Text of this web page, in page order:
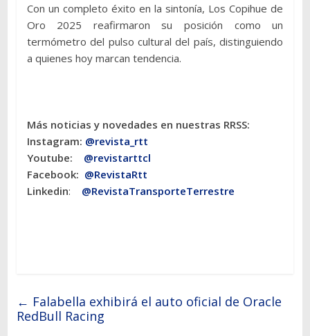
Con un completo éxito en la sintonía, Los Copihue de
Oro 2025 reafirmaron su posición como un
termómetro del pulso cultural del país, distinguiendo
a quienes hoy marcan tendencia.
Más noticias y novedades en nuestras RRSS:
Instagram: @revista_rtt
Youtube: @revistarttcl
Facebook: @RevistaRtt
Linkedin: @RevistaTransporteTerrestre
← Falabella exhibirá el auto oficial de Oracle
RedBull Racing